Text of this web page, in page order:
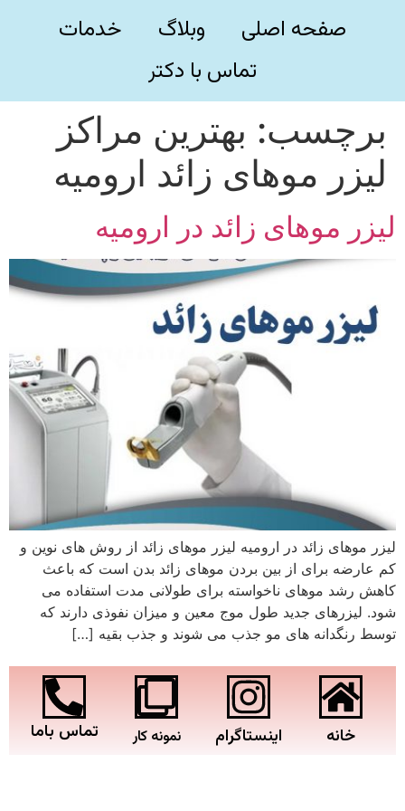
صفحه اصلی وبلاگ
خدمات
تماس با دکتر
برچسب: بهترین مراکز
لیزر موهای زائد ارومیه
لیزر موهای زائد در ارومیه
لیزر موهای زائد در ارومیه لیزر موهای زائد از روش های نوین و
کم عارضه برای از بین بردن موهای زائد بدن است که باعث
کاهش رشد موهای ناخواسته برای طولانی مدت استفاده می
شود. لیزرهای جدید طول موج معین و میزان نفوذی دارند که
توسط رنگدانه های مو جذب می شوند و جذب بقیه […]
خانه اینستاگرام نمونه کار تماس باما